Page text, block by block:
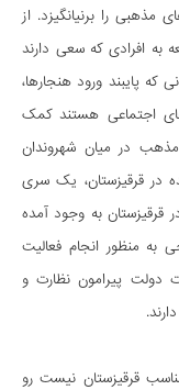
را برنیانگیزد. از
افرادی که سعی دارند
پایبند ورود هنجارها،
اجتماعی هستند کمک
در میان شهروندان
در قرقیزستان، یک سری
قرقیزستان به وجود آمده
1000 شهروند خارجی به منظور انجام فعالیت
دولت پیرامون نظارت و
قرقیزستان نیست رو